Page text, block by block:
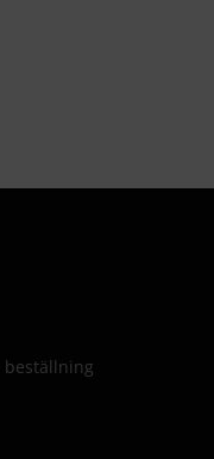
beställning